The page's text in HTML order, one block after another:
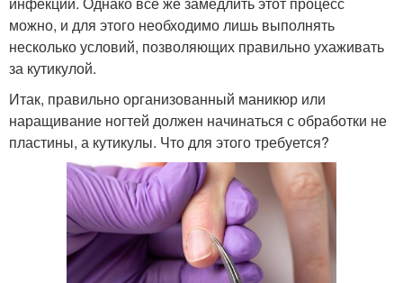
можно, и для этого необходимо лишь выполнять
несколько условий, позволяющих правильно ухаживать
за кутикулой.
Итак, правильно организованный маникюр или
наращивание ногтей должен начинаться с обработки не
пластины, а кутикулы. Что для этого требуется?